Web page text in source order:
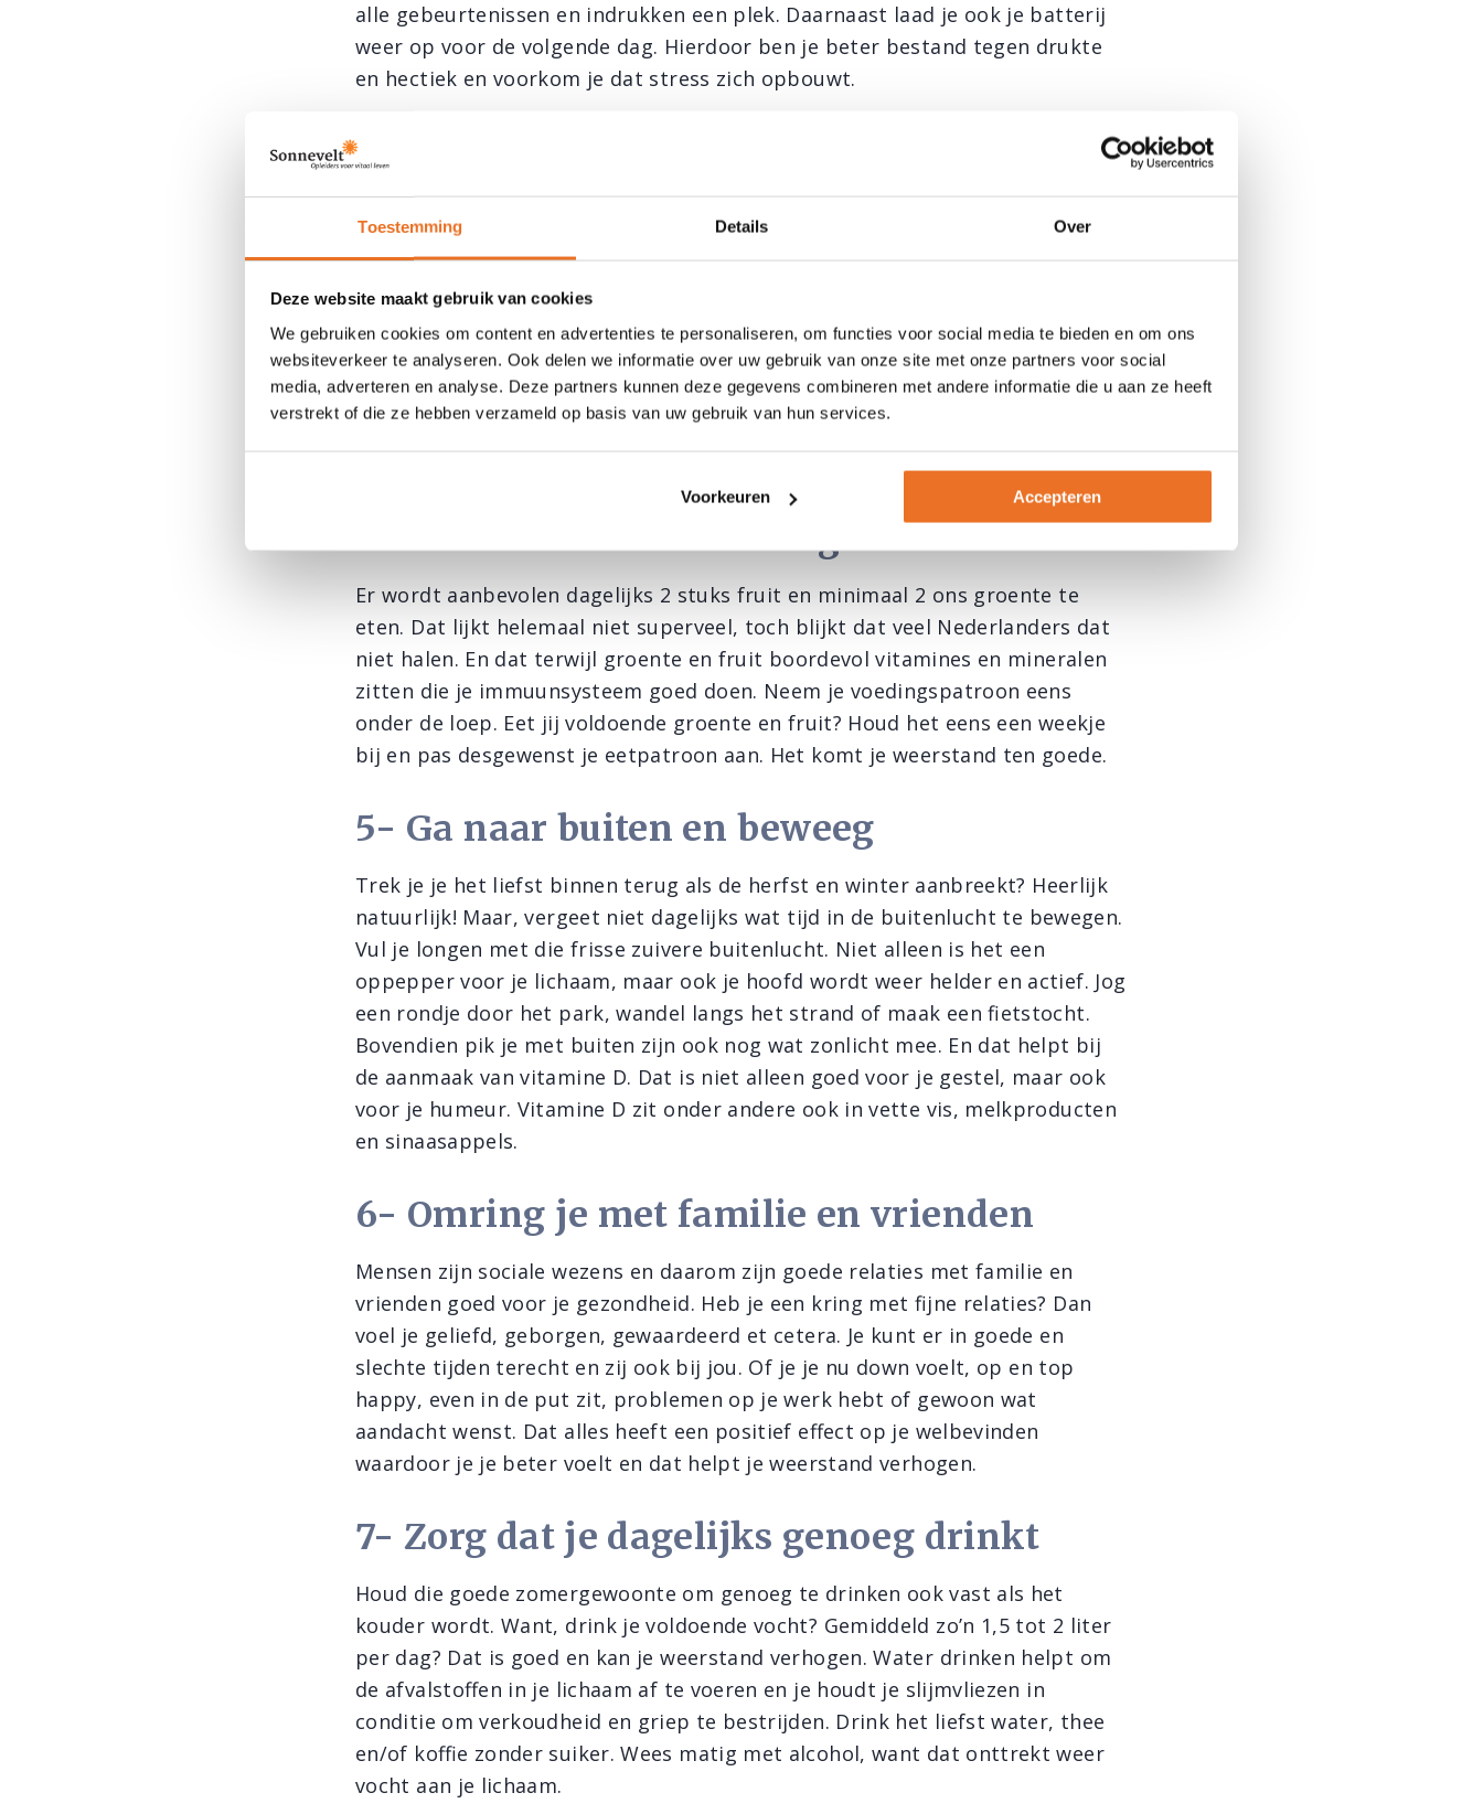
Toestemming Details Over
Deze website maakt gebruik van cookies
We gebruiken cookies om content en advertenties te personaliseren, om functies voor social media te bieden en om ons
websiteverkeer te analyseren. Ook delen we informatie over uw gebruik van onze site met onze partners voor social
media, adverteren en analyse. Deze partners kunnen deze gegevens combineren met andere informatie die u aan ze heeft
verstrekt of die ze hebben verzameld op basis van uw gebruik van hun services.
Voorkeuren Accepteren
alle gebeurtenissen en indrukken een plek. Daarnaast laad je ook je batterij
weer op voor de volgende dag. Hierdoor ben je beter bestand tegen drukte
en hectiek en voorkom je dat stress zich opbouwt.
3- Sta positief in het leven
je ziek maken. Denk daarom vooral positief. Dan ben je beter in staat met
bij de pakken neer. Je weet dat over een tijdje de zon weer schijnt. Dat komt
je gezondheid ten goede en helpt je weerstand verhogen. En natuurlijk kun je
niet altijd fluitend door het leven huppelen. Maar, je kunt jezelf wel leren om
positiever te denken en te doen. Minder leuke gebeurtenissen en negatieve
4- Eet voldoende fruit en groente
Er wordt aanbevolen dagelijks 2 stuks fruit en minimaal 2 ons groente te
eten. Dat lijkt helemaal niet superveel, toch blijkt dat veel Nederlanders dat
niet halen. En dat terwijl groente en fruit boordevol vitamines en mineralen
zitten die je immuunsysteem goed doen. Neem je voedingspatroon eens
onder de loep. Eet jij voldoende groente en fruit? Houd het eens een weekje
bij en pas desgewenst je eetpatroon aan. Het komt je weerstand ten goede.
5- Ga naar buiten en beweeg
Trek je je het liefst binnen terug als de herfst en winter aanbreekt? Heerlijk
natuurlijk! Maar, vergeet niet dagelijks wat tijd in de buitenlucht te bewegen.
Vul je longen met die frisse zuivere buitenlucht. Niet alleen is het een
oppepper voor je lichaam, maar ook je hoofd wordt weer helder en actief. Jog
een rondje door het park, wandel langs het strand of maak een fietstocht.
Bovendien pik je met buiten zijn ook nog wat zonlicht mee. En dat helpt bij
de aanmaak van vitamine D. Dat is niet alleen goed voor je gestel, maar ook
voor je humeur. Vitamine D zit onder andere ook in vette vis, melkproducten
en sinaasappels.
6- Omring je met familie en vrienden
Mensen zijn sociale wezens en daarom zijn goede relaties met familie en
vrienden goed voor je gezondheid. Heb je een kring met fijne relaties? Dan
voel je geliefd, geborgen, gewaardeerd et cetera. Je kunt er in goede en
slechte tijden terecht en zij ook bij jou. Of je je nu down voelt, op en top
happy, even in de put zit, problemen op je werk hebt of gewoon wat
aandacht wenst. Dat alles heeft een positief effect op je welbevinden
waardoor je je beter voelt en dat helpt je weerstand verhogen.
7- Zorg dat je dagelijks genoeg drinkt
Houd die goede zomergewoonte om genoeg te drinken ook vast als het
kouder wordt. Want, drink je voldoende vocht? Gemiddeld zo’n 1,5 tot 2 liter
per dag? Dat is goed en kan je weerstand verhogen. Water drinken helpt om
de afvalstoffen in je lichaam af te voeren en je houdt je slijmvliezen in
conditie om verkoudheid en griep te bestrijden. Drink het liefst water, thee
en/of koffie zonder suiker. Wees matig met alcohol, want dat onttrekt weer
vocht aan je lichaam.